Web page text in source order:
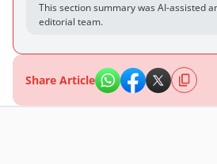
This section summary was AI-assisted
editorial team.
Share Article